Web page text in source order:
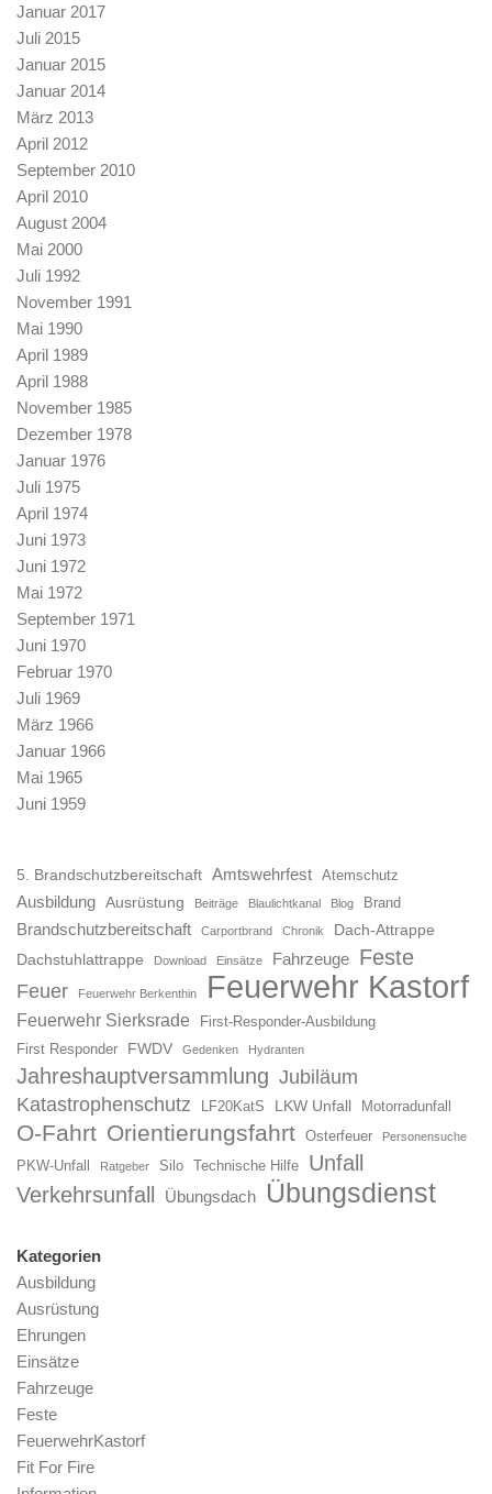
Januar 2017
Juli 2015
Januar 2015
Januar 2014
März 2013
April 2012
September 2010
April 2010
August 2004
Mai 2000
Juli 1992
November 1991
Mai 1990
April 1989
April 1988
November 1985
Dezember 1978
Januar 1976
Juli 1975
April 1974
Juni 1973
Juni 1972
Mai 1972
September 1971
Juni 1970
Februar 1970
Juli 1969
März 1966
Januar 1966
Mai 1965
Juni 1959
5. Brandschutzbereitschaft Amtswehrfest Atemschutz
Ausbildung Ausrüstung Beiträge Blaulichtkanal Blog Brand
Brandschutzbereitschaft Carportbrand Chronik
Dach-Attrappe
Dachstuhlattrappe
Download Einsätze Fahrzeuge Feste
Feuer Feuerwehr Berkenthin Feuerwehr Kastorf
Feuerwehr Sierksrade
First-Responder-Ausbildung
First Responder
FWDV Gedenken Hydranten
Jahreshauptversammlung Jubiläum
Katastrophenschutz
LF20KatS LKW Unfall Motorradunfall
O-Fahrt Orientierungsfahrt Osterfeuer Personensuche
PKW-Unfall Ratgeber Silo Technische Hilfe
Unfall
Verkehrsunfall
Übungsdach Übungsdienst
Kategorien
Ausbildung
Ausrüstung
Ehrungen
Einsätze
Fahrzeuge
Feste
FeuerwehrKastorf
Fit For Fire